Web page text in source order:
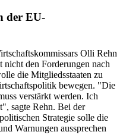
der EU-
Olli Rehn
nicht den Forderungen nach
die Mitgliedsstaaten zu
bewegen. "Die
verstärkt werden. Ich
sagte Rehn. Bei der
Strategie solle die
Warnungen aussprechen